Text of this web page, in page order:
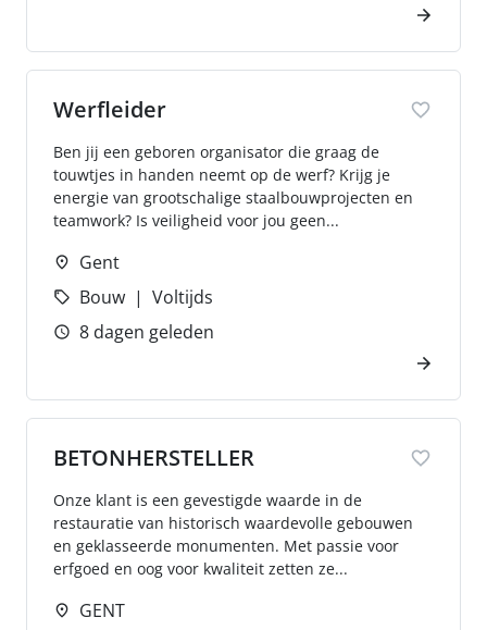
Werfleider
Ben jij een geboren organisator die graag de
touwtjes in handen neemt op de werf? Krijg je
energie van grootschalige staalbouwprojecten en
teamwork? Is veiligheid voor jou geen...
Gent
Bouw
Voltijds
8 dagen geleden
BETONHERSTELLER
Onze klant is een gevestigde waarde in de
restauratie van historisch waardevolle gebouwen
en geklasseerde monumenten. Met passie voor
erfgoed en oog voor kwaliteit zetten ze...
GENT